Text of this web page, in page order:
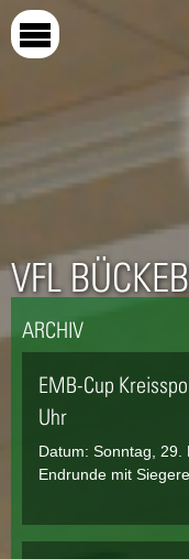
VFL
ARCHIV
EMB-Cup
Uhr
Datum: Sonntag, 29.
Endrunde mit